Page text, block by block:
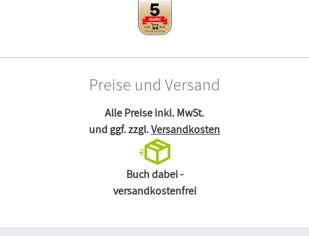
Preise und Versand
Alle Preise inkl. MwSt.
und ggf. zzgl.Versandkosten
Buch dabei -
versandkostenfrei